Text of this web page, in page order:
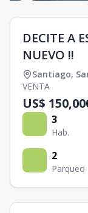
DECITE A
NUEVO !!
Santiago,
VENTA
US$
3
Hab.
2
Parqueo